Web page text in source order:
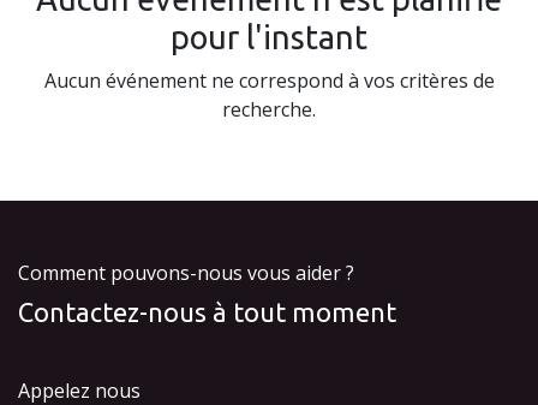
pour l'instant
Aucun événement ne correspond à vos critères de
recherche.
Comment pouvons-nous vous aider ?
Contactez-nous à tout moment
Appelez nous